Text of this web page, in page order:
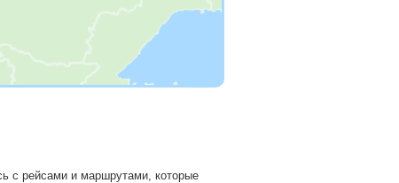
с рейсами и маршрутами, которые